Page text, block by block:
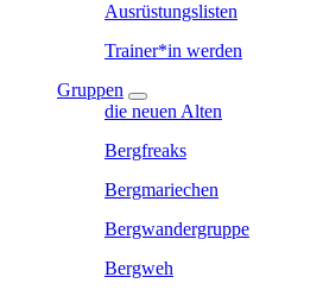
Ausrüstungslisten
Trainer*in werden
Gruppen
die neuen Alten
Bergfreaks
Bergmariechen
Bergwandergruppe
Bergweh